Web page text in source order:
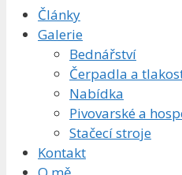
Články
Galerie
Bednářství
Čerpadla a
Nabídka
Pivovarské a
Stačecí stroje
Kontakt